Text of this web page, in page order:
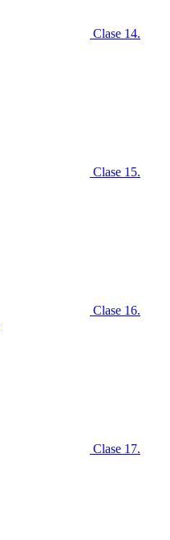
Clase 14.
Clase 15.
Clase 16.
Clase 17.